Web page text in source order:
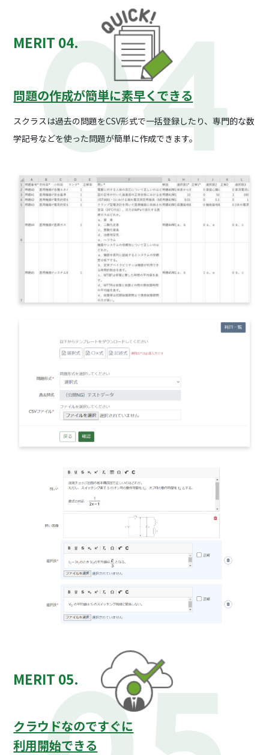
MERIT 04.
問題の作成が簡単に素早くできる
スクラスは過去の問題をCSV形式で一括登録したり、専門的な数
学記号などを使った問題が簡単に作成できます。
MERIT 05.
クラウドなのですぐに
利用開始できる